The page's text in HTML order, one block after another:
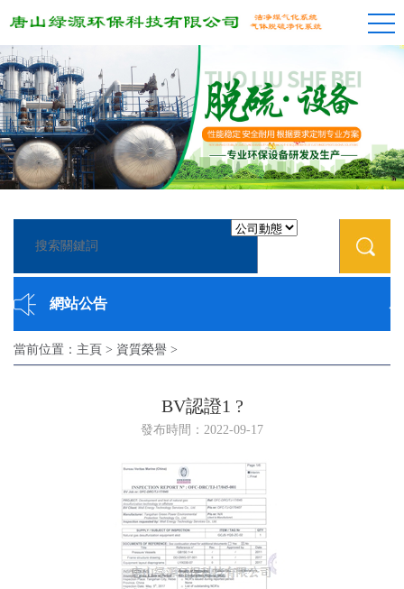
網站公告 唐
當前位置： 主頁 > 資質榮譽 >
BV認證1 ?
發布時間：2022-09-17